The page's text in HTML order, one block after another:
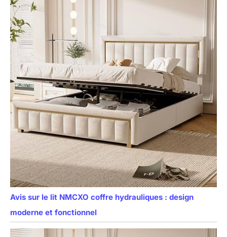
Avis sur le lit NMCXO coffre hydrauliques : design
moderne et fonctionnel